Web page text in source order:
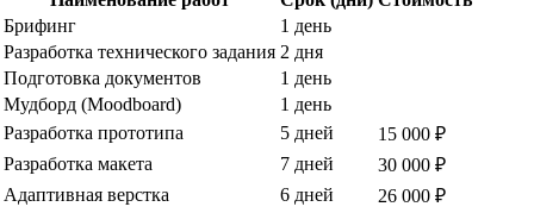
Брифинг
1 день
Разработка технического задания 2 дня
Подготовка документов
1 день
Мудборд (Moodboard)
1 день
Разработка прототипа
5 дней
15 000 ₽
Разработка макета
7 дней
30 000 ₽
Адаптивная верстка
6 дней
26 000 ₽